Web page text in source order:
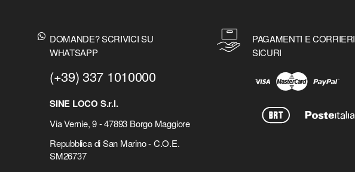
DOMANDE? SCRIVICI SU
WHATSAPP
(+39) 337 1010000
SINE LOCO S.r.l.
Via Vernie, 9 - 47893 Borgo Maggiore
Repubblica di San Marino - C.O.E.
SM26737
PAGAMENTI E CORRIERI
SICURI